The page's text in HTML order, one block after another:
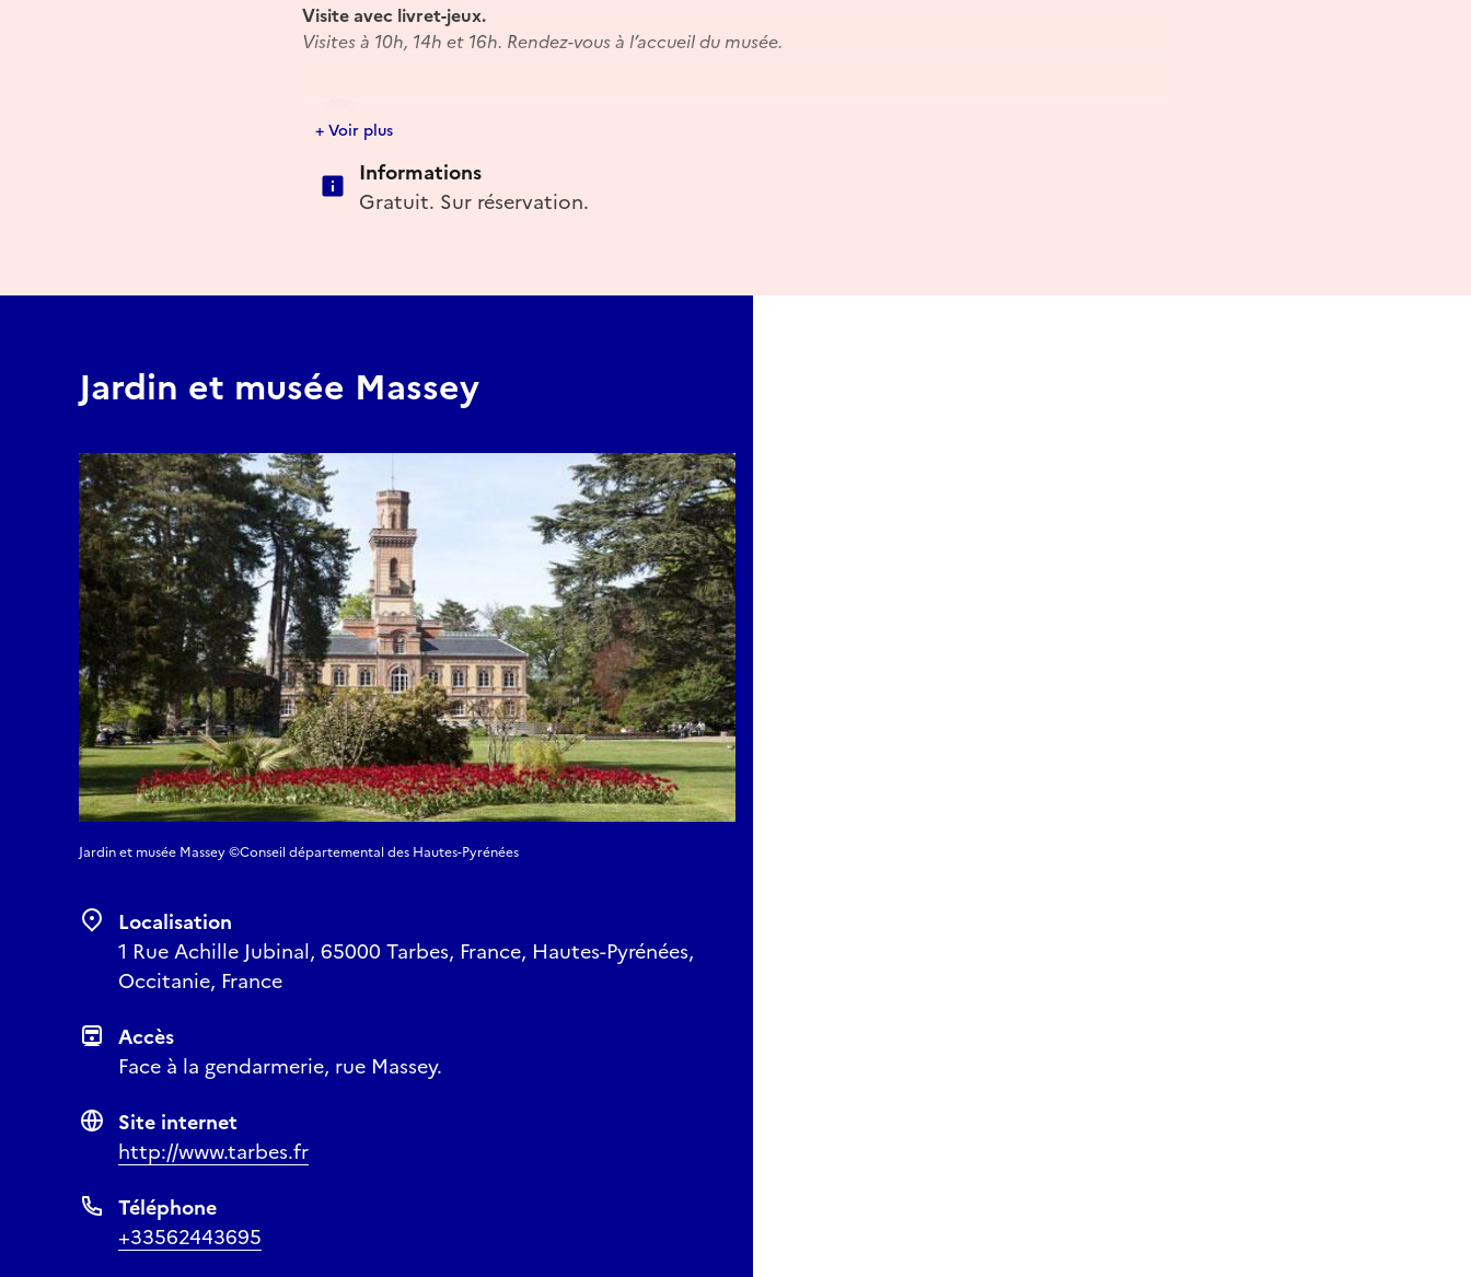
Visite avec livret-jeux.
Visites à 10h, 14h et 16h. Rendez-vous à l’accueil du musée.
Événement référencé dans le
+ Voir plus
Informations
Gratuit. Sur réservation.
Jardin et musée Massey
Jardin et musée Massey ©Conseil départemental des Hautes-Pyrénées
Localisation
1 Rue Achille Jubinal, 65000 Tarbes, France, Hautes-Pyrénées,
Occitanie, France
Accès
Face à la gendarmerie, rue Massey.
Site internet
http://www.tarbes.fr
Téléphone
+33562443695